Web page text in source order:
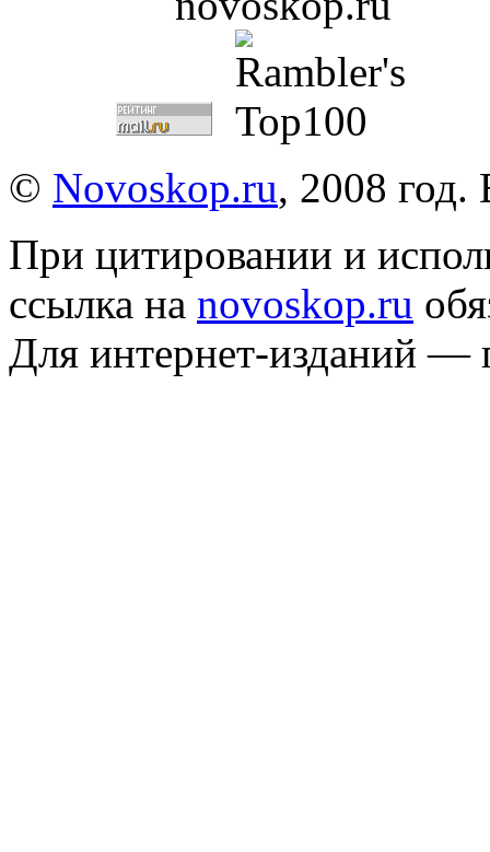
© Novoskop.ru, 2008
При цитировании и
ссылка на novoskop.ru
Для интернет-изданий —